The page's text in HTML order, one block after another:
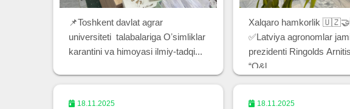
📌Toshkent davlat agrar
universiteti talabalariga Oʼsimliklar
karantini va himoyasi ilmiy-tadqi...
Xalqaro hamkorlik
✅Latviya agronomlar
prezidenti Ringolds
“O&l...
18.11.2025 18.11.2025